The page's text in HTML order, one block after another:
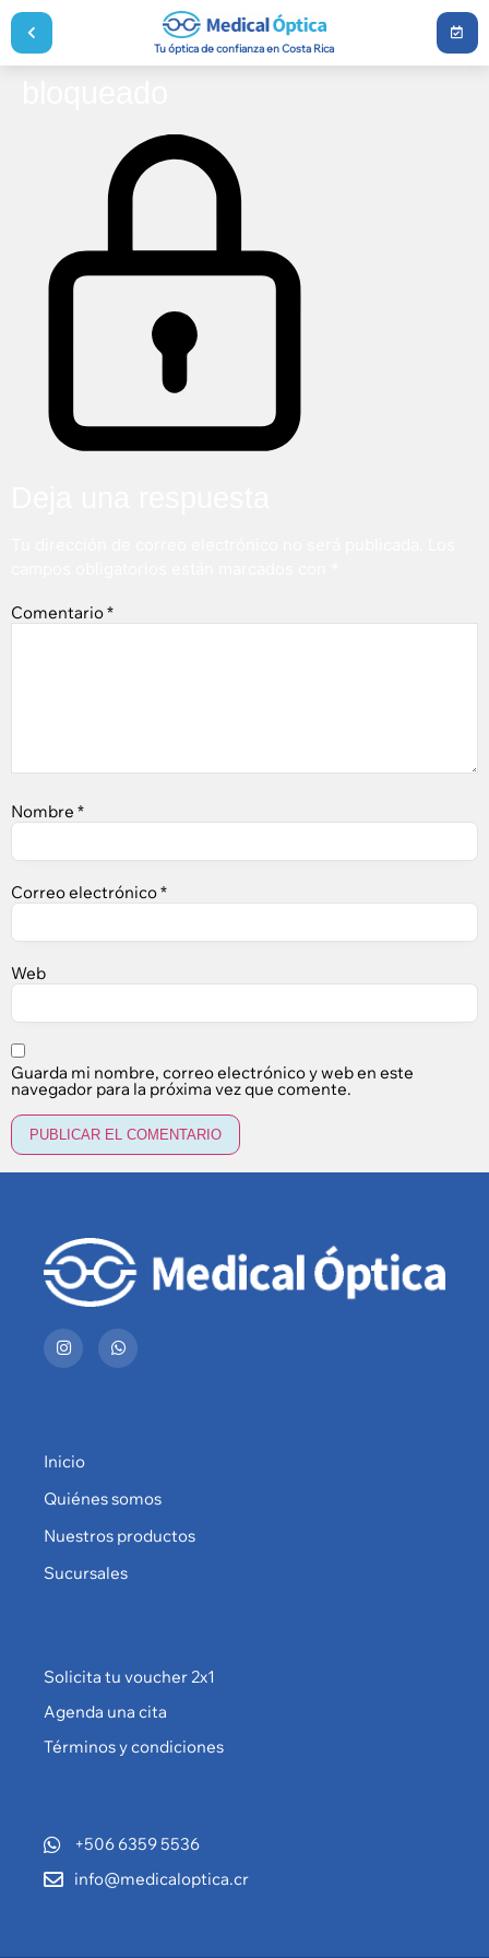
Tu óptica de confianza en Costa Rica
Comentario*
Nombre *
Correo electrónico*
Web
Guarda mi nombre, correo electrónico y web en este
navegador para la próxima vez que comente.
Inicio
Quiénes somos
Nuestros productos
Sucursales
Solicita tu voucher 2x1
Agenda una cita
Términos y condiciones
+506 6359 5536
info@medicaloptica.cr